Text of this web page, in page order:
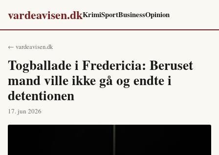
vardeavisen.dkKrimiSportBusinessOpinion
← vardeavisen.dk
Togballade i Fredericia: Beruset
mand ville ikke gå og endte i
detentionen
17. jun 2026